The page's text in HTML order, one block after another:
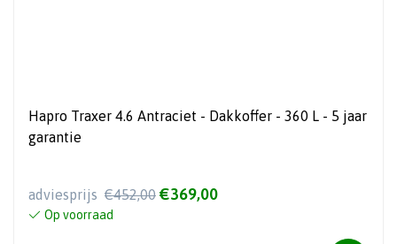
Hapro Traxer 4.6 Antraciet - Dakkoffer - 360 L - 5 jaar
garantie
adviesprijs €452,00 €369,00
Op voorraad